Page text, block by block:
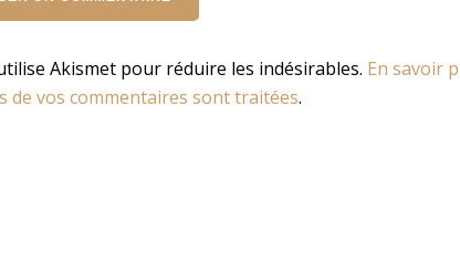
Akismet pour réduire les indésirables. En savoir
de vos commentaires sont traitées.